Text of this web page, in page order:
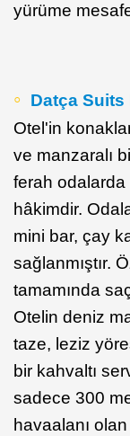
yürüme
Datça Suits
Otel'in
ve manzaralı
ferah odalarda
hâkimdir.
mini bar, çay
sağlanmıştır.
tamamında
Otelin deniz
taze, leziz
bir kahvaltı
sadece 300
havaalanı